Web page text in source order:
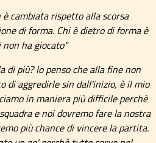
cambiata rispetto alla scorsa
di forma. Chi è dietro di forma è
ha giocato"
di più? Io penso che alla fine non
di aggredirle sin dall'inizio, è il mio
in maniera più difficile perchè
e noi dovremo fare la nostra
più chance di vincere la partita.